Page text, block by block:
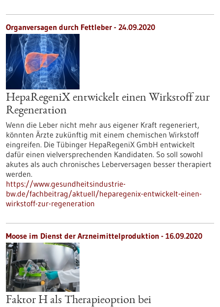
Organversagen durch Fettleber - 24.09.2020
HepaRegeniX entwickelt einen Wirkstoff zur
Regeneration
Wenn die Leber nicht mehr aus eigener Kraft regeneriert,
könnten Ärzte zukünftig mit einem chemischen Wirkstoff
eingreifen. Die Tübinger HepaRegeniX GmbH entwickelt
dafür einen vielversprechenden Kandidaten. So soll sowohl
akutes als auch chronisches Leberversagen besser therapiert
werden.
https://www.gesundheitsindustrie-
bw.de/fachbeitrag/aktuell/heparegenix-entwickelt-einen-
wirkstoff-zur-regeneration
Moose im Dienst der Arzneimittelproduktion - 16.09.2020
Faktor H als Therapieoption bei